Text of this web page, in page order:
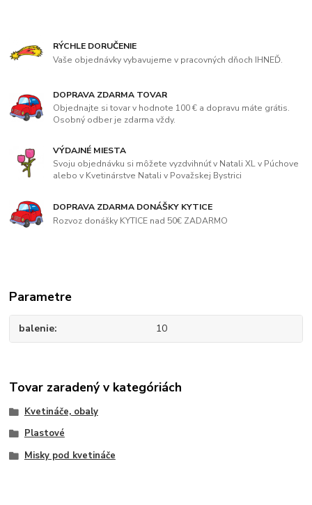
RÝCHLE DORUČENIE
Vaše objednávky vybavujeme v pracovných dňoch IHNEĎ.
DOPRAVA ZDARMA TOVAR
Objednajte si tovar v hodnote 100 € a dopravu máte grátis.
Osobný odber je zdarma vždy.
VÝDAJNÉ MIESTA
Svoju objednávku si môžete vyzdvihnúť v Natali XL v Púchove
alebo v Kvetinárstve Natali v Považskej Bystrici
DOPRAVA ZDARMA DONÁŠKY KYTICE
Rozvoz donášky KYTICE nad 50€ ZADARMO
Parametre
balenie 10
Tovar zaradený v kategóriách
Kvetináče, obaly
Plastové
Misky pod kvetináče